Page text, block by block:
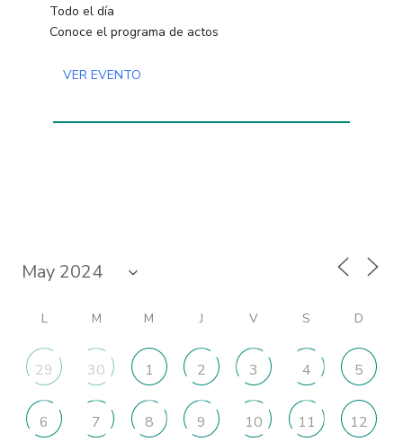
Todo el día
Conoce el programa de actos
VER EVENTO
L M M J V S D
29 30 1 2 3 4 5
6 7 8 9 10 11 12